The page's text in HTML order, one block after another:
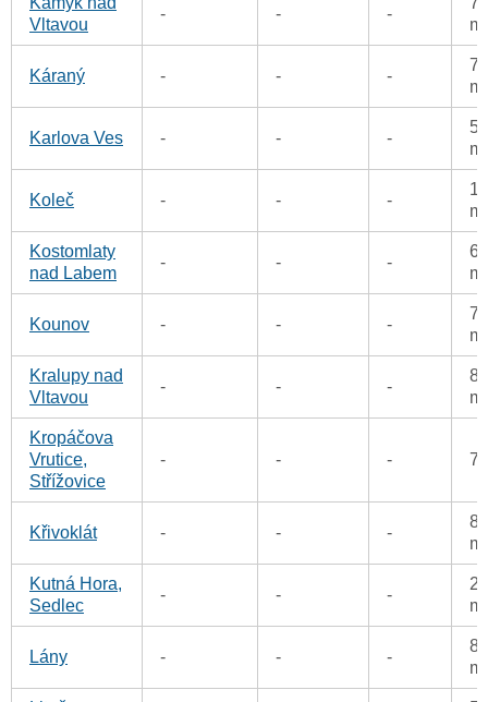
Vltavou
- - -
Káraný - - -
Karlova Ves - - -
Koleč - - -
Kostomlaty
nad Labem
- - -
Kounov - - -
Kralupy nad
Vltavou
- - -
Kropáčova
Vrutice,
Střížovice
- - -
Křivoklát - - -
Kutná Hora,
Sedlec
- - -
Lány - - -